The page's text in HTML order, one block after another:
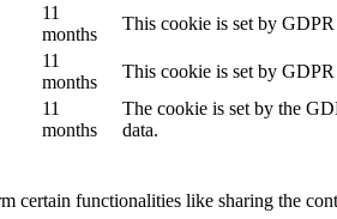
11
months
This cookie is set by
11
months
This cookie is set by
11
months
The cookie is set by the
data.
certain functionalities like sharing the